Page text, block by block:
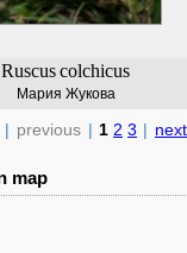
Ruscuscolchicus
Мария Жукова
| previous | 1 2 3 | next
map